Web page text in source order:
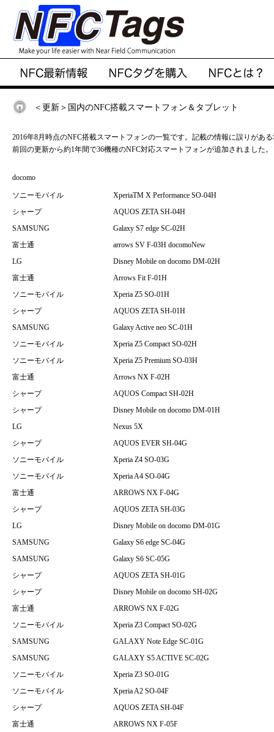
＜更新＞国内のNFC搭載スマートフォン＆タブレット
2016年8月時点のNFC搭載スマートフォンの一覧です。記載の情報に誤りがあ
前回の更新から約1年間で36機種のNFC対応スマートフォンが追加されました。
docomo
ソニーモバイル
XperiaTM X Performance SO-04H
シャープ
AQUOS ZETA SH-04H
SAMSUNG
Galaxy S7 edge SC-02H
富士通
arrows SV F-03H docomoNew
LG
Disney Mobile on docomo DM-02H
富士通
Arrows Fit F-01H
ソニーモバイル
Xperia Z5 SO-01H
シャープ
AQUOS ZETA SH-01H
SAMSUNG
Galaxy Active neo SC-01H
ソニーモバイル
Xperia Z5 Compact SO-02H
ソニーモバイル
Xperia Z5 Premium SO-03H
富士通
Arrows NX F-02H
シャープ
AQUOS Compact SH-02H
シャープ
Disney Mobile on docomo DM-01H
LG
Nexus 5X
シャープ
AQUOS EVER SH-04G
ソニーモバイル
Xperia Z4 SO-03G
ソニーモバイル
Xperia A4 SO-04G
富士通
ARROWS NX F-04G
シャープ
AQUOS ZETA SH-03G
LG
Disney Mobile on docomo DM-01G
SAMSUNG
Galaxy S6 edge SC-04G
SAMSUNG
Galaxy S6 SC-05G
シャープ
AQUOS ZETA SH-01G
シャープ
Disney Mobile on docomo SH-02G
富士通
ARROWS NX F-02G
ソニーモバイル
Xperia Z3 Compact SO-02G
SAMSUNG
GALAXY Note Edge SC-01G
SAMSUNG
GALAXY S5 ACTIVE SC-02G
ソニーモバイル
Xperia Z3 SO-01G
ソニーモバイル
Xperia A2 SO-04F
シャープ
AQUOS ZETA SH-04F
富士通
ARROWS NX F-05F